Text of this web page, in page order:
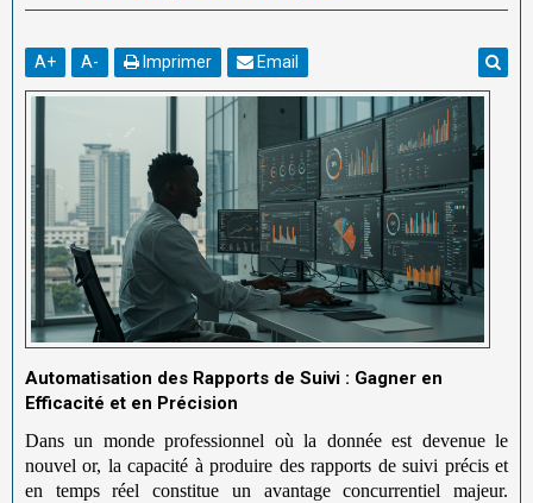
A+ A- Imprimer Email
Automatisation des Rapports de Suivi : Gagner en
Efficacité et en Précision
Dans un monde professionnel où la donnée est devenue le
nouvel or, la capacité à produire des rapports de suivi précis et
en temps réel constitue un avantage concurrentiel majeur.